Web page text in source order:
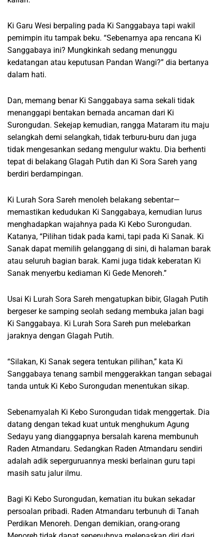
Ki Garu Wesi berpaling pada Ki Sanggabaya tapi wakil
pemimpin itu tampak beku. “Sebenarnya apa rencana Ki
Sanggabaya ini? Mungkinkah sedang menunggu
kedatangan atau keputusan Pandan Wangi?” dia bertanya
dalam hati.
Dan, memang benar Ki Sanggabaya sama sekali tidak
menanggapi bentakan bernada ancaman dari Ki
Surongudan. Sekejap kemudian, rangga Mataram itu maju
selangkah demi selangkah, tidak terburu-buru dan juga
tidak mengesankan sedang mengulur waktu. Dia berhenti
tepat di belakang Glagah Putih dan Ki Sora Sareh yang
berdiri berdampingan.
Ki Lurah Sora Sareh menoleh belakang sebentar—
memastikan kedudukan Ki Sanggabaya, kemudian lurus
menghadapkan wajahnya pada Ki Kebo Surongudan.
Katanya, “Pilihan tidak pada kami, tapi pada Ki Sanak. Ki
Sanak dapat memilih gelanggang di sini, di halaman barak
atau seluruh bagian barak. Kami juga tidak keberatan Ki
Sanak menyerbu kediaman Ki Gede Menoreh.”
Usai Ki Lurah Sora Sareh mengatupkan bibir, Glagah Putih
bergeser ke samping seolah sedang membuka jalan bagi
Ki Sanggabaya. Ki Lurah Sora Sareh pun melebarkan
jaraknya dengan Glagah Putih.
“Silakan, Ki Sanak segera tentukan pilihan,” kata Ki
Sanggabaya tenang sambil menggerakkan tangan sebagai
tanda untuk Ki Kebo Surongudan menentukan sikap.
Sebenarnyalah Ki Kebo Surongudan tidak menggertak. Dia
datang dengan tekad kuat untuk menghukum Agung
Sedayu yang dianggapnya bersalah karena membunuh
Raden Atmandaru. Sedangkan Raden Atmandaru sendiri
adalah adik seperguruannya meski berlainan guru tapi
masih satu jalur ilmu.
Bagi Ki Kebo Surongudan, kematian itu bukan sekadar
persoalan pribadi. Raden Atmandaru terbunuh di Tanah
Perdikan Menoreh. Dengan demikian, orang-orang